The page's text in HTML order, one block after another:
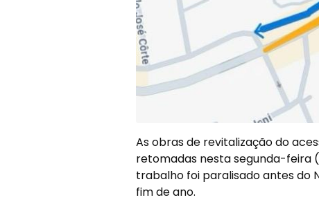
As obras de revitalização do
retomadas nesta segunda-feira
trabalho foi paralisado antes do
fim de ano.